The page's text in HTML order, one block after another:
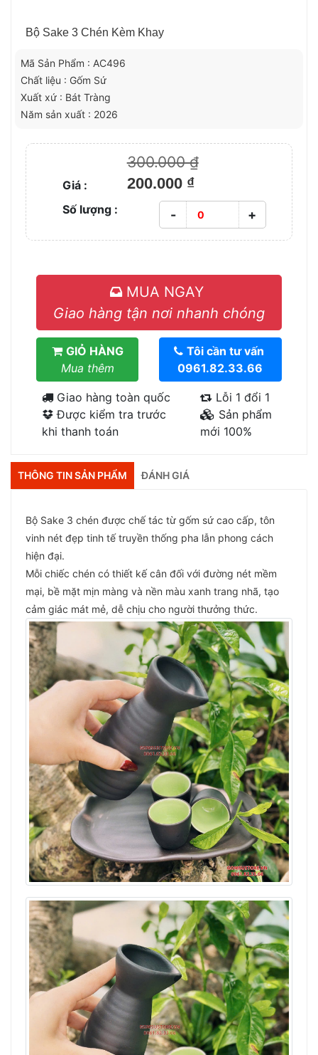
Bộ Sake 3 Chén Kèm Khay
Mã Sản Phẩm : AC496
Chất liệu : Gốm Sứ
Xuất xứ : Bát Tràng
Năm sản xuất : 2026
300.000 ₫
Giá : 200.000 ₫
Số lượng : - +
MUA NGAY
Giao hàng tận nơi nhanh chóng
GIỎ HÀNG
Mua thêm
Tôi cần tư vấn
0961.82.33.66
Giao hàng toàn quốc
Được kiểm tra trước
khi thanh toán
Lỗi 1 đổi 1
Sản phẩm
mới 100%
THÔNG TIN SẢN PHẨM ĐÁNH GIÁ
Bộ Sake 3 chén được chế tác từ gốm sứ cao cấp, tôn
vinh nét đẹp tinh tế truyền thống pha lẫn phong cách
hiện đại.
Mỗi chiếc chén có thiết kế cân đối với đường nét mềm
mại, bề mặt mịn màng và nền màu xanh trang nhã, tạo
cảm giác mát mẻ, dễ chịu cho người thưởng thức.